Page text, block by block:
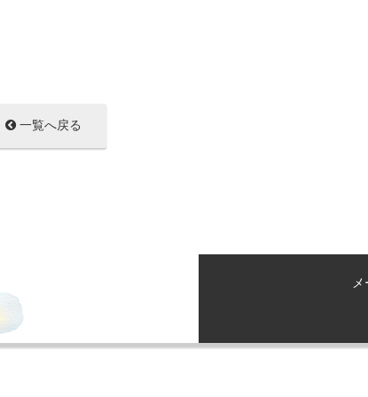
一覧へ戻る